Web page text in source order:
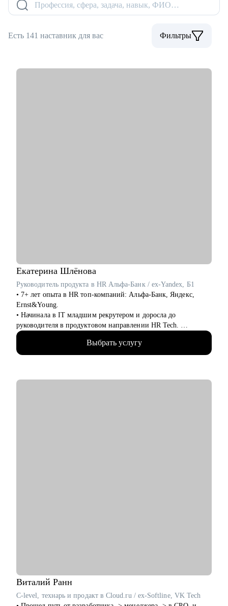
Профессия, сфера, задача, навык, ФИО…
Есть 141 наставник для вас Фильтры
Екатерина Шлёнова
Руководитель продукта в HR Альфа-Банк / ex-Yandex, Б1
• 7+ лет опыта в HR топ-компаний: Альфа-Банк, Яндекс,
Ernst&Young.
• Начинала в IT младшим рекрутером и доросла до
руководителя в продуктовом направлении HR Tech.
• Создала ряд цифровых продуктов для сотрудников Яндекса.
• Провела 1000+ собеседований, как соискатель прошла 100+.
• Закончила бакалавриат МГУ, магистратуру ВШЭ, сейчас
Выбрать услугу
Виталий Ранн
C-level, технарь и продакт в Cloud.ru / ex-Softline, VK Tech